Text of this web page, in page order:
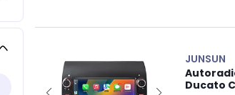
JUNSUN
Ducato